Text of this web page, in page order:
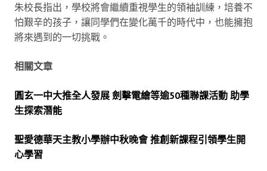
朱校長指出，學校將會繼續重視學生的領袖訓練，培養不
怕艱辛的孩子，讓同學們在變化萬千的時代中，也能擁抱
將來遇到的一切挑戰。
相關文章
圓玄一中大推全人發展 劍擊電繪等逾50種聯課活動 助學
生探索潛能
聖愛德華天主教小學辦中秋晚會 推創新課程引領學生開
心學習